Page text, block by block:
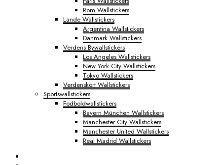
Rom Wallstickers
Lande Wallstickers
Argentina Wallstickers
Danmark Wallstickers
Verdens Bywallstickers
Los Angeles Wallstickers
New York City Wallstickers
Tokyo Wallstickers
Verdenskort Wallstickers
Sportswallstickers
Fodboldwallstickers
Bayern München Wallstickers
Manchester City Wallstickers
Manchester United Wallstickers
Real Madrid Wallstickers